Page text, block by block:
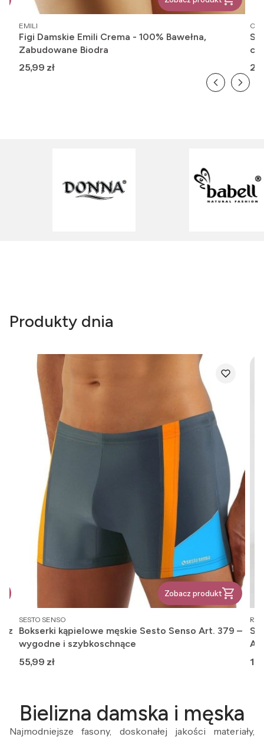
PRODUCENT
EMILI
Figi Damskie Emili Crema - 100% Bawełna,
Zabudowane Biodra
Cena
25,99 zł
Produkty dnia
z
Zobacz produkt
PRODUCENT
SESTO SENSO
Bokserki kąpielowe męskie Sesto Senso Art. 379 –
wygodne i szybkoschnące
Cena
55,99 zł
Bielizna damska i męska
Najmodniejsze fasony, doskonałej jakości materiały,